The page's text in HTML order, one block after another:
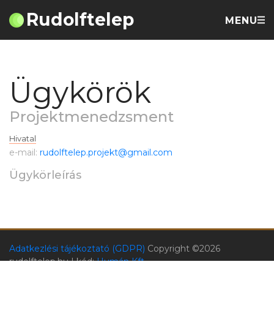
Rudolftelep MENU
Ügykörök
Projektmenedzsment
Hivatal
e-mail: rudolftelep.projekt@gmail.com
Ügykörleírás
Adatkezlési tájékoztató (GDPR) Copyright ©2026
rudolftelep.hu | kód:Humán Kft.